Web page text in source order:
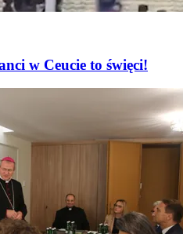
w Ceucie to święci!